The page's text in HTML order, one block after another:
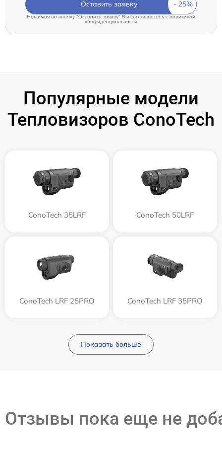
Оставить заявку
Нажимая на кнопку "Оставить заявку" Вы соглашаетесь cполитикой
конфиденциальности
Популярные модели
Тепловизоров ConoTech
ConoTech 35LRF ConoTech 50LRF
ConoTech LRF 25PRO ConoTech LRF 35PRO
Показать больше
Отзывы пока еще не